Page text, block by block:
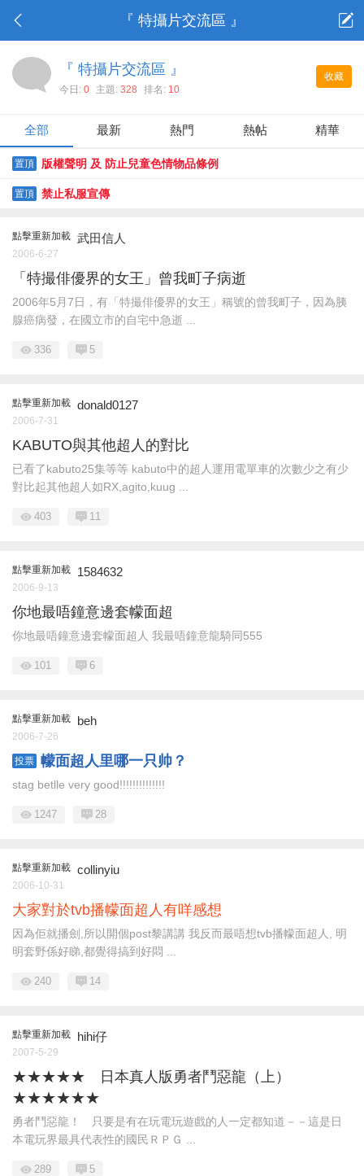
『 特攝片交流區 』
收藏
『 特攝片交流區 』
今日: 0 主題: 328 排名: 10
全部 最新 熱門 熱帖 精華
置頂 版權聲明 及 防止兒童色情物品條例
置頂 禁止私服宣傳
點擊重新加載 武田信人
2006-6-27
「特撮俳優界的女王」曾我町子病逝
2006年5月7日，有「特撮俳優界的女王」稱號的曾我町子，因為胰
腺癌病發，在國立市的自宅中急逝 ...
336 5
點擊重新加載 donald0127
2006-7-31
KABUTO與其他超人的對比
已看了kabuto25集等等 kabuto中的超人運用電單車的次數少之有少
對比起其他超人如RX,agito,kuug ...
403 11
點擊重新加載 1584632
2006-9-13
你地最唔鐘意邊套幪面超
你地最唔鐘意邊套幪面超人 我最唔鐘意龍騎同555
101 6
點擊重新加載 beh
2006-7-26
投票 幪面超人里哪一只帅？
stag betlle very good!!!!!!!!!!!!!!
1247 28
點擊重新加載 collinyiu
2006-10-31
大家對於tvb播幪面超人有咩感想
因為佢就播劍,所以開個post黎講講 我反而最唔想tvb播幪面超人, 明
明套野係好睇,都覺得搞到好悶 ...
240 14
點擊重新加載 hihi仔
2007-5-29
★★★★★ 日本真人版勇者鬥惡龍（上）
★★★★★★
勇者鬥惡龍！ 只要是有在玩電玩遊戲的人一定都知道－－這是日
本電玩界最具代表性的國民ＲＰＧ ...
289 5